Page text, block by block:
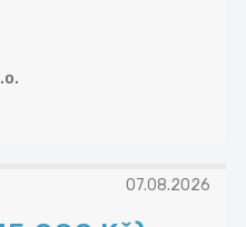
07.08.2026